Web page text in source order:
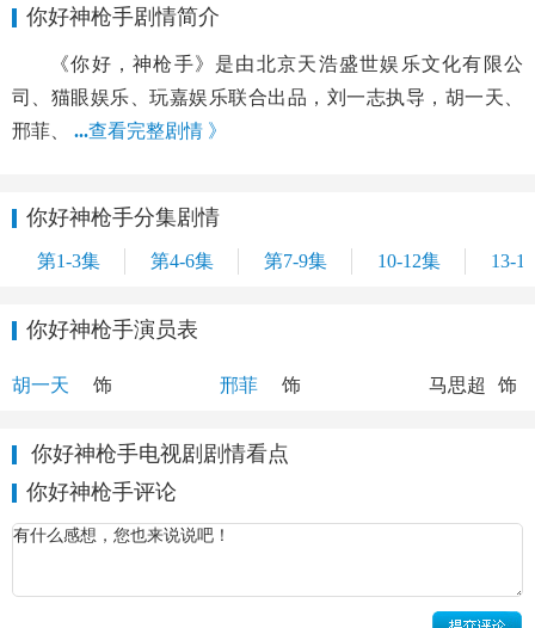
你好神枪手剧情简介
《你好，神枪手》是由北京天浩盛世娱乐文化有限公
司、猫眼娱乐、玩嘉娱乐联合出品，刘一志执导，胡一天、
邢菲、
...查看完整剧情 》
你好神枪手分集剧情
第1-3集 第4-6集 第7-9集 10-12集 13-
你好神枪手演员表
沈清源
胡一天
饰
邢菲
饰
马思超
饰
你好神枪手电视剧剧情看点
你好神枪手评论